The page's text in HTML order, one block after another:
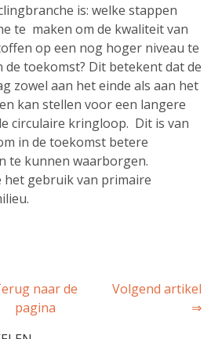
is: welke stappen
te maken om de kwaliteit van
op een nog hoger niveau te
de toekomst? Dit betekent dat de
zowel aan het einde als aan het
kan stellen voor een langere
circulaire kringloop. Dit is van
in de toekomst betere
te kunnen waarborgen.
het gebruik van primaire
naar de
pagina
Volgend artikel
⇒